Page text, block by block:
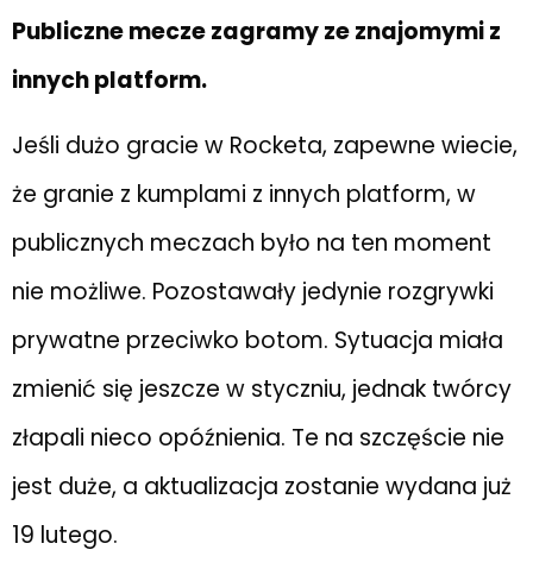
Publiczne mecze zagramy ze znajomymi z
innych platform.
Jeśli dużo gracie w Rocketa, zapewne wiecie,
że granie z kumplami z innych platform, w
publicznych meczach było na ten moment
nie możliwe. Pozostawały jedynie rozgrywki
prywatne przeciwko botom. Sytuacja miała
zmienić się jeszcze w styczniu, jednak twórcy
złapali nieco opóźnienia. Te na szczęście nie
jest duże, a aktualizacja zostanie wydana już
19 lutego.